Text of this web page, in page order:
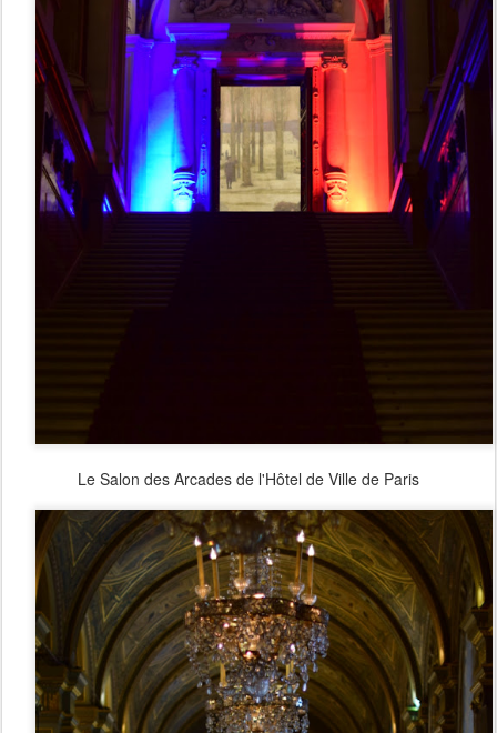
Le Salon des Arcades de l'Hôtel de Ville de Paris